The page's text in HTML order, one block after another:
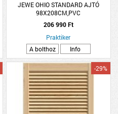
JEWE OHIO STANDARD AJTÓ
98X208CM,PVC
FEHÉR/ANTRACIT,BALOS,KILINCCSEL
206 990 Ft
Praktiker
A bolthoz
Info
-29%